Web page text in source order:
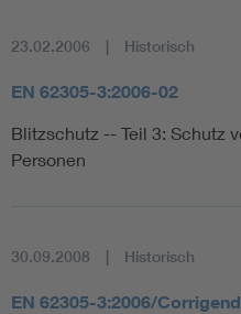
23.02.2006 Historisch
EN 62305-3:2006-02
Blitzschutz -- Teil 3: Schutz
Personen
30.09.2008 Historisch
EN 62305-3:2006/